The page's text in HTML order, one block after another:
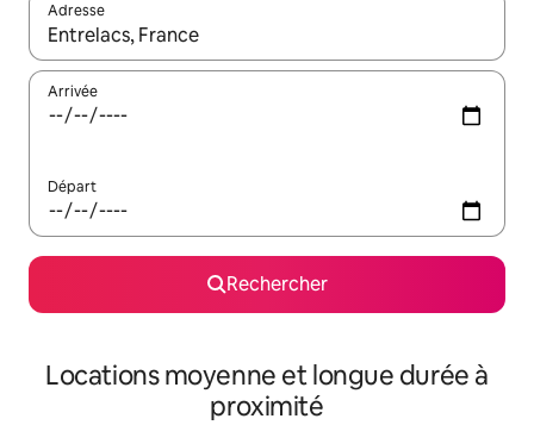
Adresse
Lorsque les résultats s'affichent, utilisez les flèches vers le
Arrivée
Départ
Rechercher
Locations moyenne et longue durée à
proximité